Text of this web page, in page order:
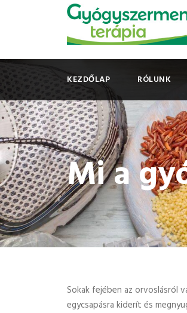
KEZDŐLAP RÓLUNK
Mi a
Sokak fejében az orvoslásról
egycsapásra kiderít és